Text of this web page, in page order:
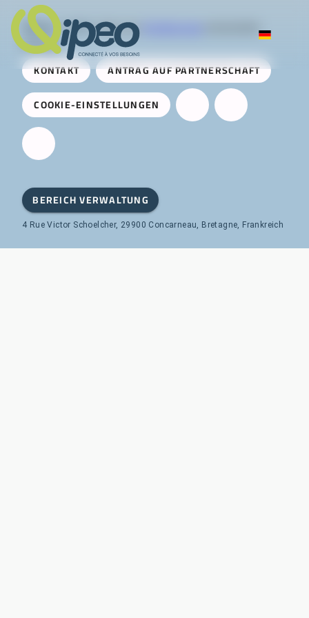
Qipeo © 2025 -Eine von
entwickelte
Lösung
KONTAKT
ANTRAG AUF PARTNERSCHAFT
COOKIE-EINSTELLUNGEN
BEREICH VERWALTUNG
4 Rue Victor Schoelcher, 29900 Concarneau, Bretagne, Frankreich